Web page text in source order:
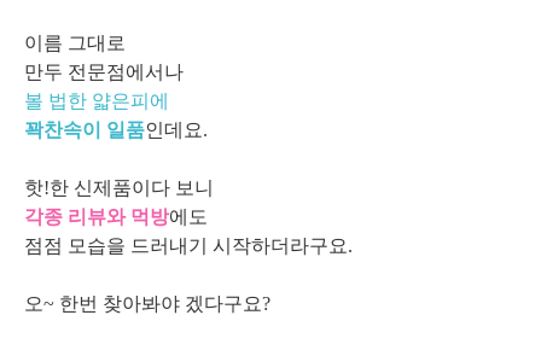
이름 그대로
만두 전문점에서나
볼 법한 얇은피에
꽉찬속이 일품인데요.
핫!한 신제품이다 보니
각종 리뷰와 먹방에도
점점 모습을 드러내기 시작하더라구요.
오~ 한번 찾아봐야 겠다구요?